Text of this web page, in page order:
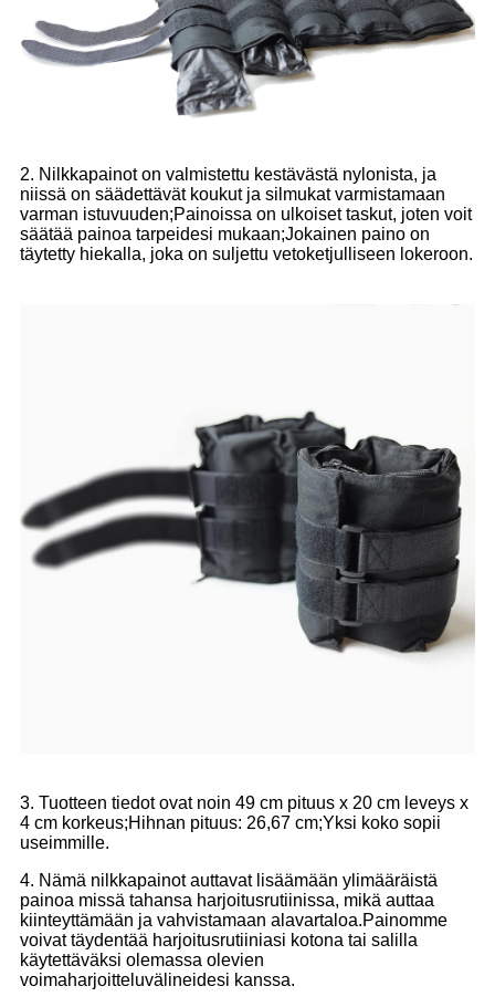
2. Nilkkapainot on valmistettu kestävästä nylonista, ja
niissä on säädettävät koukut ja silmukat varmistamaan
varman istuvuuden;Painoissa on ulkoiset taskut, joten voit
säätää painoa tarpeidesi mukaan;Jokainen paino on
täytetty hiekalla, joka on suljettu vetoketjulliseen lokeroon.
3. Tuotteen tiedot ovat noin 49 cm pituus x 20 cm leveys x
4 cm korkeus;Hihnan pituus: 26,67 cm;Yksi koko sopii
useimmille.
4. Nämä nilkkapainot auttavat lisäämään ylimääräistä
painoa missä tahansa harjoitusrutiinissa, mikä auttaa
kiinteyttämään ja vahvistamaan alavartaloa.Painomme
voivat täydentää harjoitusrutiiniasi kotona tai salilla
käytettäväksi olemassa olevien
voimaharjoitteluvälineidesi kanssa.